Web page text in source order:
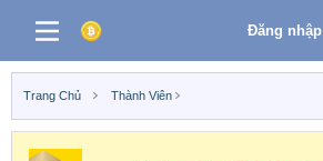
Đăng nhập
Trang Chủ Thành Viên